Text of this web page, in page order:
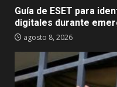
Guía de ESET para
digitales durante
agosto 8, 2026